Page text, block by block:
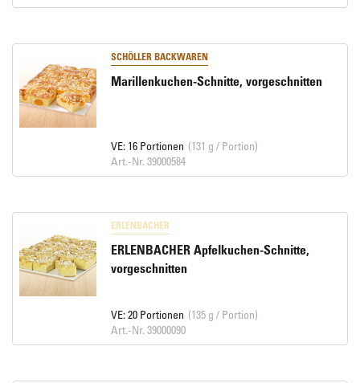
SCHÖLLER BACKWAREN
Marillenkuchen-Schnitte, vorgeschnitten
VE: 16 Portionen (131 g / Portion)
Art.-Nr. 39000584
ERLENBACHER
ERLENBACHER Apfelkuchen-Schnitte,
vorgeschnitten
VE: 20 Portionen (135 g / Portion)
Art.-Nr. 39000090